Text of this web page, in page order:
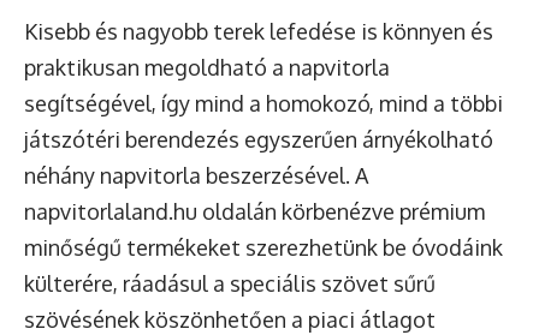
Kisebb és nagyobb terek lefedése is könnyen és
praktikusan megoldható a napvitorla
segítségével, így mind a homokozó, mind a többi
játszótéri berendezés egyszerűen árnyékolható
néhány napvitorla beszerzésével. A
napvitorlaland.hu oldalán körbenézve prémium
minőségű termékeket szerezhetünk be óvodáink
külterére, ráadásul a speciális szövet sűrű
szövésének köszönhetően a piaci átlagot